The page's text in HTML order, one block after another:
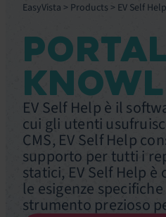
EasyVista > Products > EV Self Help
EV Self Help è il
cui gli utenti
CMS, EV Self Help
supporto per tutti i
statici, EV Self Help
le esigenze
strumento prezioso